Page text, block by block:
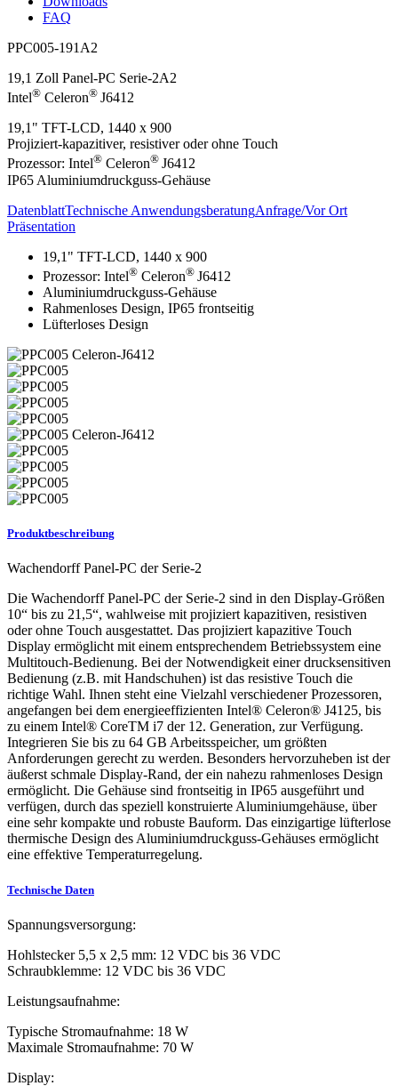
FAQ
PPC005-191A2
19,1 Zoll Panel-PC Serie-2A2
Intel® Celeron® J6412
19,1" TFT-LCD, 1440 x 900
Projiziert-kapazitiver, resistiver oder ohne Touch
Prozessor: Intel® Celeron® J6412
IP65 Aluminiumdruckguss-Gehäuse
DatenblattTechnische AnwendungsberatungAnfrage/Vor Ort
Präsentation
19,1" TFT-LCD, 1440 x 900
Prozessor: Intel® Celeron® J6412
Aluminiumdruckguss-Gehäuse
Rahmenloses Design, IP65 frontseitig
Lüfterloses Design
Produktbeschreibung
Wachendorff Panel-PC der Serie-2
Die Wachendorff Panel-PC der Serie-2 sind in den Display-Größen
10“ bis zu 21,5“, wahlweise mit projiziert kapazitiven, resistiven
oder ohne Touch ausgestattet. Das projiziert kapazitive Touch
Display ermöglicht mit einem entsprechendem Betriebssystem eine
Multitouch-Bedienung. Bei der Notwendigkeit einer drucksensitiven
Bedienung (z.B. mit Handschuhen) ist das resistive Touch die
richtige Wahl. Ihnen steht eine Vielzahl verschiedener Prozessoren,
angefangen bei dem energieeffizienten Intel® Celeron® J4125, bis
zu einem Intel® CoreTM i7 der 12. Generation, zur Verfügung.
Integrieren Sie bis zu 64 GB Arbeitsspeicher, um größten
Anforderungen gerecht zu werden. Besonders hervorzuheben ist der
äußerst schmale Display-Rand, der ein nahezu rahmenloses Design
ermöglicht. Die Gehäuse sind frontseitig in IP65 ausgeführt und
verfügen, durch das speziell konstruierte Aluminiumgehäuse, über
eine sehr kompakte und robuste Bauform. Das einzigartige lüfterlose
thermische Design des Aluminiumdruckguss-Gehäuses ermöglicht
eine effektive Temperaturregelung.
Technische Daten
Spannungsversorgung:
Hohlstecker 5,5 x 2,5 mm: 12 VDC bis 36 VDC
Schraubklemme: 12 VDC bis 36 VDC
Leistungsaufnahme:
Typische Stromaufnahme: 18 W
Maximale Stromaufnahme: 70 W
Display: